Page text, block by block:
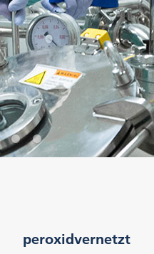
peroxidvernetzt